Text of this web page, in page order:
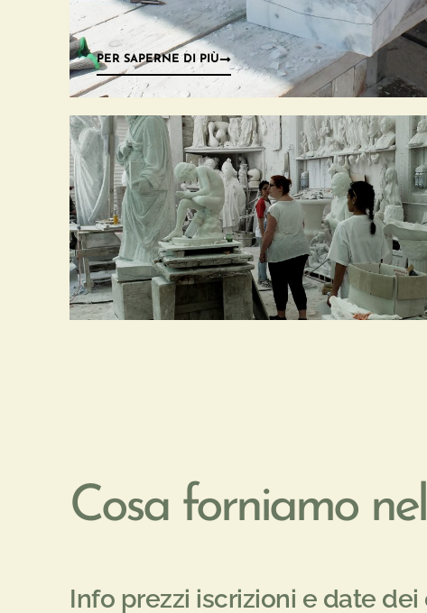
PER SAPERNE DI PIÙ
Cosa forniamo
Info prezzi iscrizioni e date dei